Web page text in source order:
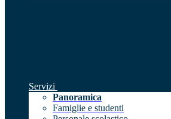
Servizi
Panoramica
Famiglie e studenti